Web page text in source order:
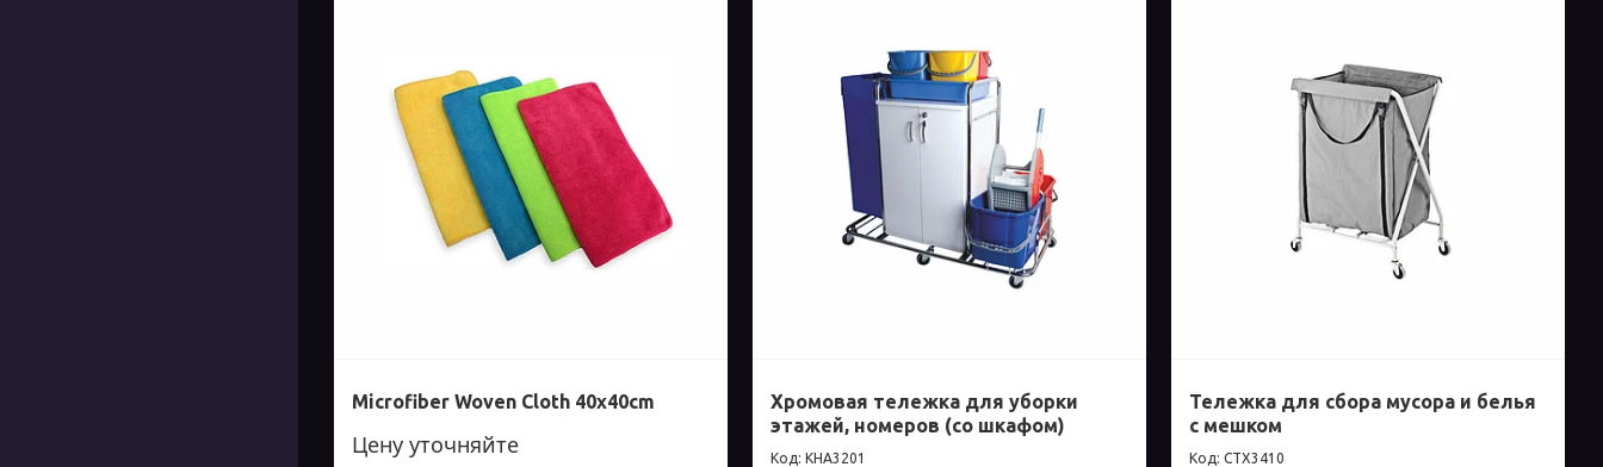
Microfiber Woven Cloth 40x40cm
Цену уточняйте
Хромовая тележка для уборки
этажей, номеров (со шкафом)
КНА3201
Тележка для сбора мусора и белья
с мешком
СТХ3410